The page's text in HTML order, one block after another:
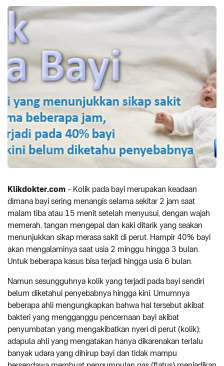
Klikdokter.com - Kolik pada bayi merupakan keadaan
dimana bayi sering menangis selama sekitar 2 jam saat
malam tiba atau 15 menit setelah menyusui, dengan wajah
memerah, tangan mengepal dan kaki ditarik yang seakan
menunjukkan sikap merasa sakit di perut. Hampir 40% bayi
akan mengalaminya saat usia 2 minggu hingga 3 bulan.
Untuk beberapa kasus bisa terjadi hingga usia 6 bulan.
Namun sesungguhnya kolik yang terjadi pada bayi sendiri
belum diketahui penyebabnya hingga kini. Umumnya
beberapa ahli mengungkapkan bahwa hal tersebut akibat
bakteri yang mengganggu pencernaan bayi akibat
penyumbatan yang mengakibatkan nyeri di perut (kolik);
adapula ahli yang mengatakan hanya dikarenakan terlalu
banyak udara yang dihirup bayi dan tidak mampu